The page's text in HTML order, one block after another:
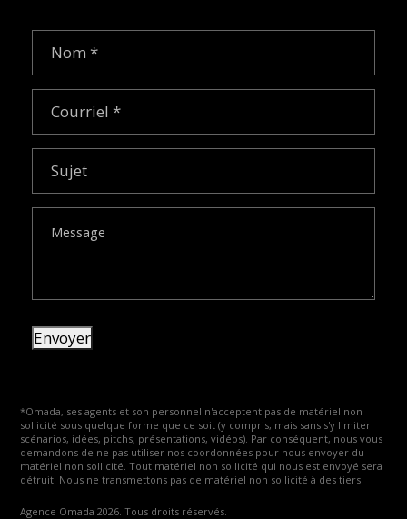
Envoyer
*Omada, ses agents et son personnel n'acceptent pas de matériel non
sollicité sous quelque forme que ce soit (y compris, mais sans s'y limiter:
scénarios, idées, pitchs, présentations, vidéos). Par conséquent, nous vous
demandons de ne pas utiliser nos coordonnées pour nous envoyer du
matériel non sollicité. Tout matériel non sollicité qui nous est envoyé sera
détruit. Nous ne transmettons pas de matériel non sollicité à des tiers.
Agence Omada 2026. Tous droits réservés.